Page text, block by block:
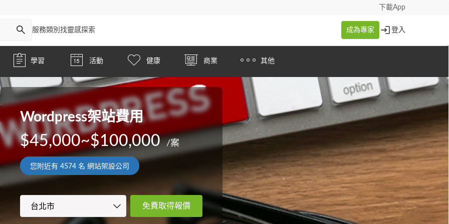
下載App
服務類別 找靈感探索 成為專家 登入
學習 活動 健康 商業 其他
Wordpress架站費用
$45,000~$100,000 /案
您附近有 4574名 網站架設公司
免費取得報價